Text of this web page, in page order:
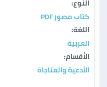
النوع:
كتاب مصور PDF
اللغة:
العربية
الأقسام:
الأدعية والمناجاة